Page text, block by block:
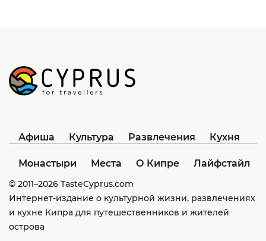
Афиша Культура Развлечения Кухня
Монастыри Места О Кипре Лайфстайл
© 2011–2026 TasteCyprus.com
Интернет-издание о культурной жизни, развлечениях
и кухне Кипра для путешественников и жителей
острова